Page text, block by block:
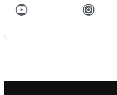
YouTube Instagram